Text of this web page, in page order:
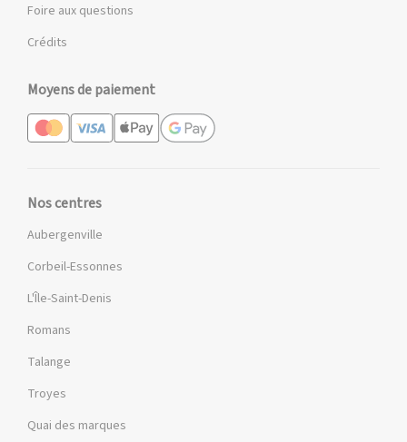
Foire aux questions
Crédits
Moyens de paiement
Nos centres
Aubergenville
Corbeil-Essonnes
L'Île-Saint-Denis
Romans
Talange
Troyes
Quai des marques